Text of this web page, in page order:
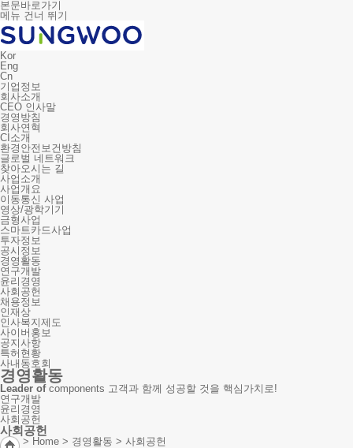
본문바로가기
메뉴 건너 뛰기
Kor
Eng
Cn
기업정보
회사소개
CEO 인사말
경영방침
회사연혁
CI소개
환경안전보건방침
글로벌 네트워크
찾아오시는 길
사업소개
사업개요
이동통신 사업
영상/광학기기
금형사업
스마트카드사업
투자정보
공시정보
경영활동
연구개발
윤리경영
사회공헌
채용정보
인재상
인사복지제도
사이버홍보
공지사항
특허현황
사내동호회
경영활동
Leader ofcomponents 고객과 함께 성공할 것을 핵심가치로!
연구개발
윤리경영
사회공헌
사회공헌
> Home > 경영활동 > 사회공헌